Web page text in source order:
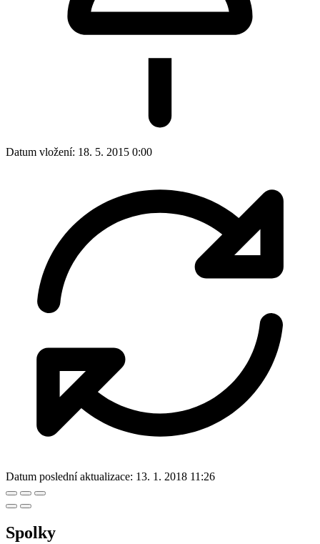
Datum vložení: 18. 5. 2015 0:00
Datum poslední aktualizace: 13. 1. 2018 11:26
Spolky